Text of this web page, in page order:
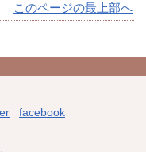
このページの最上部へ
facebook